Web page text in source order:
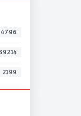
4796
39214
2199